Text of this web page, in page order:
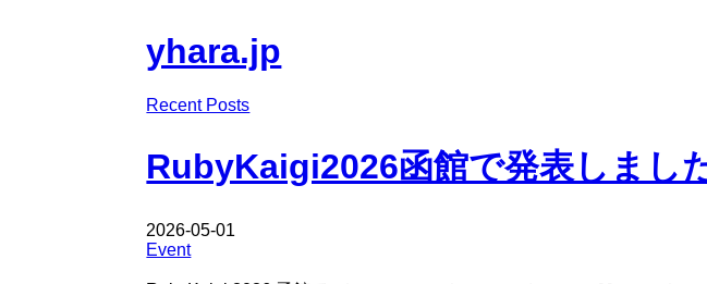
yhara.jp
Recent Posts
RubyKaigi2026函館で発表しまし
2026-05-01
Event